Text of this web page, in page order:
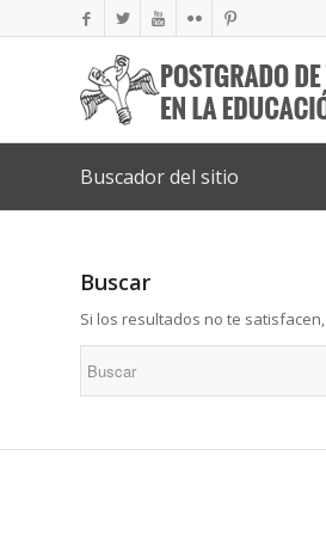
Buscador del sitio
Buscar
Si los resultados no te